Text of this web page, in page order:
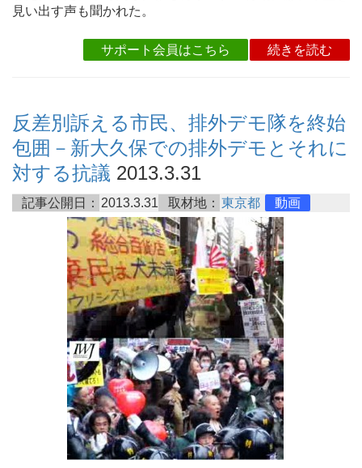
見い出す声も聞かれた。
サポート会員はこちら 続きを読む
反差別訴える市民、排外デモ隊を終始
包囲－新大久保での排外デモとそれに
対する抗議 2013.3.31
記事公開日： 2013.3.31 取材地： 東京都 動画